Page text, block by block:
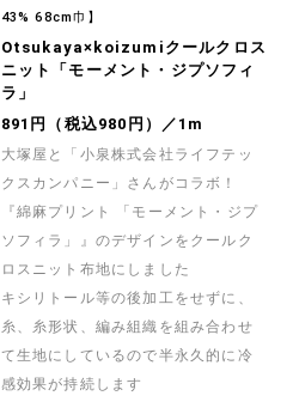
43% 68cm巾】
Otsukaya×koizumiクールクロス
ニット「モーメント・ジプソフィ
ラ」
891円（税込980円）／1m
大塚屋と「小泉株式会社ライフテッ
クスカンパニー」さんがコラボ！
『綿麻プリント 「モーメント・ジプ
ソフィラ」』のデザインをクールク
ロスニット布地にしました
キシリトール等の後加工をせずに、
糸、糸形状、編み組織を組み合わせ
て生地にしているので半永久的に冷
感効果が持続します